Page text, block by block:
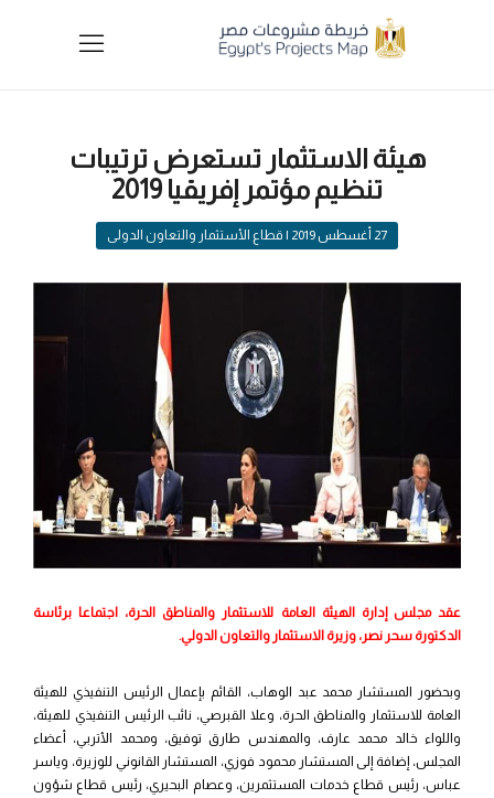
هيئة الاستثمار تستعرض ترتيبات
تنظيم مؤتمر إفريقيا 2019
27 أغسطس 2019 | قطاع الأستثمار والتعاون الدولى
عقد مجلس إدارة الهيئة العامة للاستثمار والمناطق الحرة، اجتماعا برئاسة
الدكتورة سحر نصر، وزيرة الاستثمار والتعاون الدولي.
وبحضور المستشار محمد عبد الوهاب، القائم بإعمال الرئيس التنفيذي للهيئة
العامة للاستثمار والمناطق الحرة، وعلا القبرصي، نائب الرئيس التنفيذي للهيئة،
واللواء خالد محمد عارف، والمهندس طارق توفيق، ومحمد الأتربي، أعضاء
المجلس، إضافة إلى المستشار محمود فوزي، المستشار القانوني للوزيرة، وياسر
عباس، رئيس قطاع خدمات المستثمرين، وعصام البحيري، رئيس قطاع شؤون